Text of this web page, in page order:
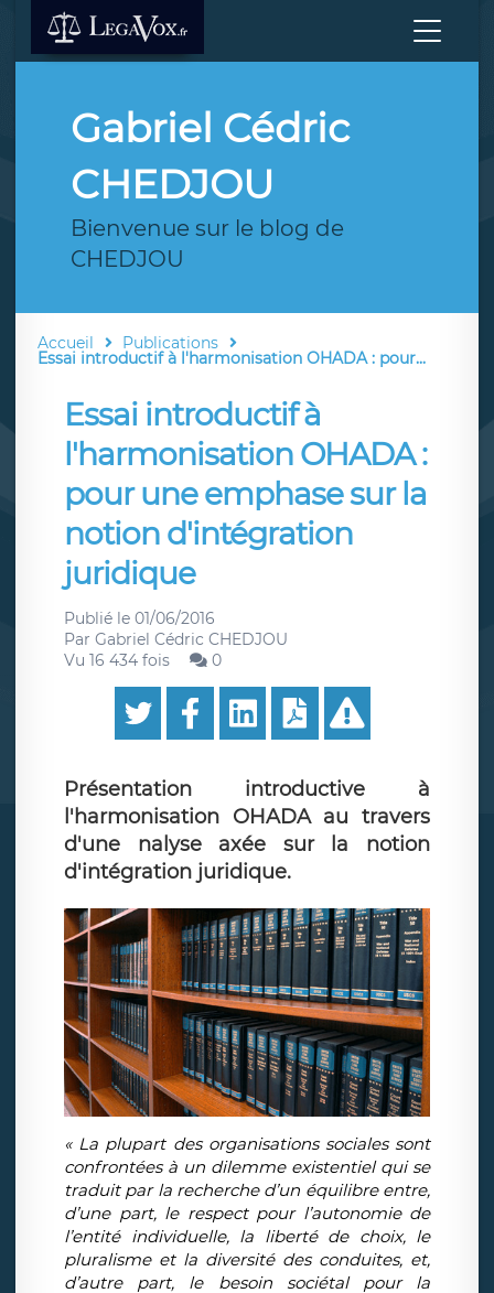
Gabriel Cédric
CHEDJOU
Bienvenue sur le blog de
CHEDJOU
Accueil Publications
Essai introductif à l'harmonisation OHADA : pour...
Essai introductif à
l'harmonisation OHADA :
pour une emphase sur la
notion d'intégration
juridique
Publié le 01/06/2016
Par Gabriel Cédric CHEDJOU
Vu 16 434 fois
0
Présentation introductive à
l'harmonisation OHADA au travers
d'une nalyse axée sur la notion
d'intégration juridique.
« La plupart des organisations sociales sont
confrontées à un dilemme existentiel qui se
traduit par la recherche d’un équilibre entre,
d’une part, le respect pour l’autonomie de
l’entité individuelle, la liberté de choix, le
pluralisme et la diversité des conduites, et,
d’autre part, le besoin sociétal pour la